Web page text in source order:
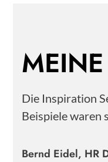
Die Inspiration
Beispiele waren
Bernd Eidel, HR